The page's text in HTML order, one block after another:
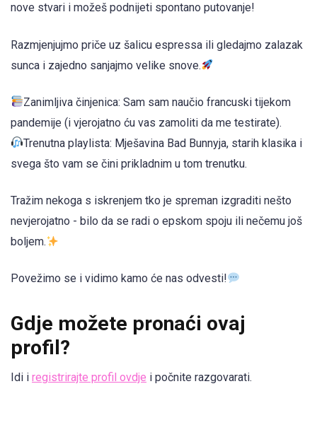
nove stvari i možeš podnijeti spontano putovanje!
Razmjenjujmo priče uz šalicu espressa ili gledajmo zalazak
sunca i zajedno sanjajmo velike snove.
Zanimljiva činjenica: Sam sam naučio francuski tijekom
pandemije (i vjerojatno ću vas zamoliti da me testirate).
Trenutna playlista: Mješavina Bad Bunnyja, starih klasika i
svega što vam se čini prikladnim u tom trenutku.
Tražim nekoga s iskrenjem tko je spreman izgraditi nešto
nevjerojatno - bilo da se radi o epskom spoju ili nečemu još
boljem.
Povežimo se i vidimo kamo će nas odvesti!
Gdje možete pronaći ovaj
profil?
Idi i registrirajte profil ovdje i počnite razgovarati.